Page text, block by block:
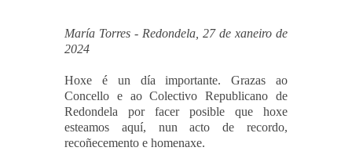
María Torres - Redondela, 27 de xaneiro de
2024
Hoxe é un día importante. Grazas ao
Concello e ao Colectivo Republicano de
Redondela por facer posible que hoxe
esteamos aquí, nun acto de recordo,
recoñecemento e homenaxe.